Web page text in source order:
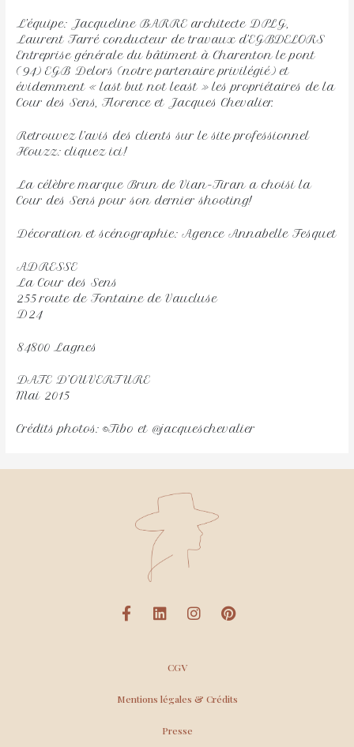
L’équipe: Jacqueline BARRE architecte DPLG,
Laurent Farré conducteur de travaux d’EGBDELORS
Entreprise générale du bâtiment à Charenton le pont
(94) EGB Delors (notre partenaire privilégié) et
évidemment « last but not least » les propriétaires de la
Cour des Sens, Florence et Jacques Chevalier.
Retrouvez l’avis des clients sur le site professionnel
Houzz: cliquez ici!
La célèbre marque Brun de Vian-Tiran a choisi la
Cour des Sens pour son dernier shooting!
Décoration et scénographie: Agence Annabelle Fesquet
ADRESSE
La Cour des Sens
255 route de Fontaine de Vaucluse
D24
84800 Lagnes
DATE D’OUVERTURE
Mai 2015
Crédits photos: ©Tibo et @jacqueschevalier
CGV
Mentions légales & Crédits
Presse